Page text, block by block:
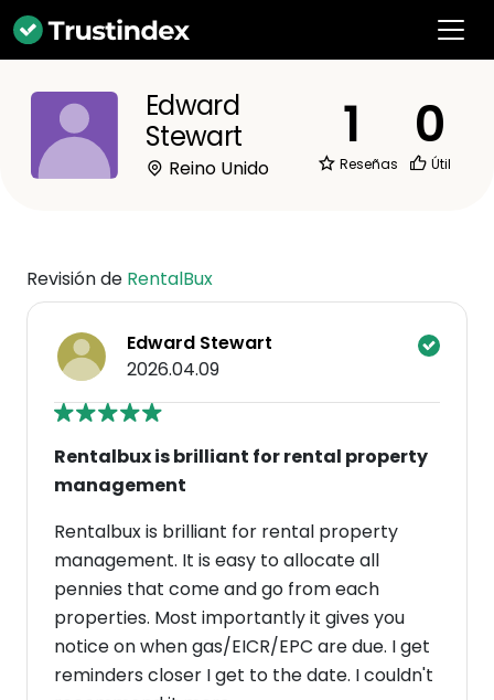
Edward
Stewart
Reino Unido
1
Reseñas
0
Útil
Revisión de RentalBux
Edward Stewart
2026.04.09
Rentalbux is brilliant for rental property
management
Rentalbux is brilliant for rental property
management. It is easy to allocate all
pennies that come and go from each
properties. Most importantly it gives you
notice on when gas/EICR/EPC are due. I get
reminders closer I get to the date. I couldn't